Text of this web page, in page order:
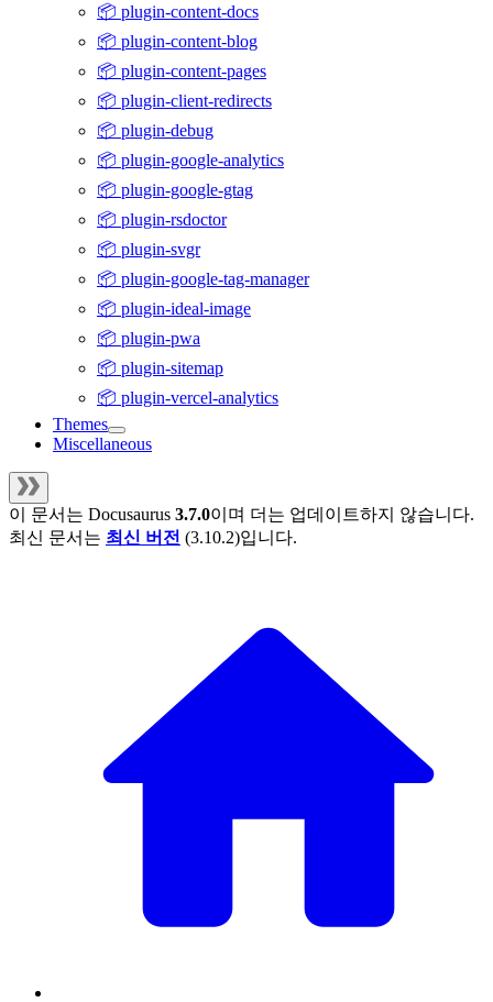
📦 plugin-content-docs
📦 plugin-content-blog
📦 plugin-content-pages
📦 plugin-client-redirects
📦 plugin-debug
📦 plugin-google-analytics
📦 plugin-google-gtag
📦 plugin-rsdoctor
📦 plugin-svgr
📦 plugin-google-tag-manager
📦 plugin-ideal-image
📦 plugin-pwa
📦 plugin-sitemap
📦 plugin-vercel-analytics
Themes
Miscellaneous
이 문서는 Docusaurus 3.7.0이며 더는 업데이트하지 않습니다.
최신 문서는 최신 버전 (3.10.2)입니다.